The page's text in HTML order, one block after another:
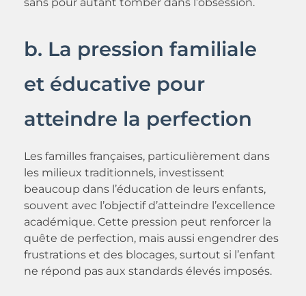
sans pour autant tomber dans l’obsession.
b. La pression familiale
et éducative pour
atteindre la perfection
Les familles françaises, particulièrement dans
les milieux traditionnels, investissent
beaucoup dans l’éducation de leurs enfants,
souvent avec l’objectif d’atteindre l’excellence
académique. Cette pression peut renforcer la
quête de perfection, mais aussi engendrer des
frustrations et des blocages, surtout si l’enfant
ne répond pas aux standards élevés imposés.